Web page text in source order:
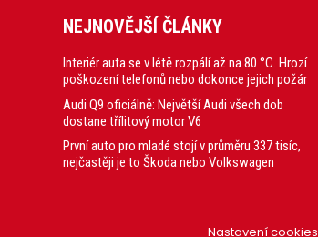
NEJNOVĚJŠÍ ČLÁNKY
Interiér auta se v létě rozpálí až na 80 °C. Hrozí
poškození telefonů nebo dokonce jejich požár
Audi Q9 oficiálně: Největší Audi všech dob
dostane třílitový motor V6
První auto pro mladé stojí v průměru 337 tisíc,
nejčastěji je to Škoda nebo Volkswagen
Nastavení cookies